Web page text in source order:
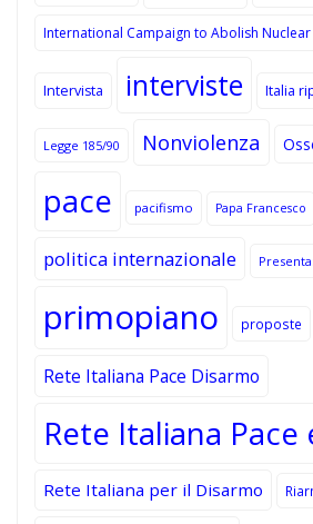
International Campaign to Abolish
Intervista interviste Italia
Legge 185/90 Nonviolenza
pace pacifismo Papa Francesco
politica internazionale
primopiano proposte
Rete Italiana Pace Disarmo
Rete Italiana Pace
Rete Italiana per il Disarmo